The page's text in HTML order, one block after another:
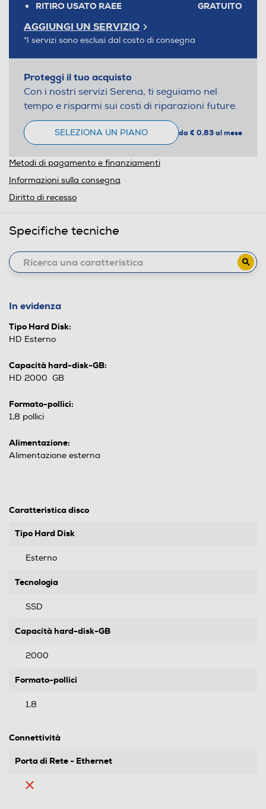
RITIRO USATO RAEE GRATUITO
AGGIUNGI UN SERVIZIO
*I servizi sono esclusi dal costo di consegna
Proteggi il tuo acquisto
Con i nostri servizi Serena, ti seguiamo nel
tempo e risparmi sui costi di riparazioni future.
SELEZIONA UN PIANO da € 0,83 al mese
Metodi di pagamento e finanziamenti
Informazioni sulla consegna
Diritto di recesso
Specifiche tecniche
In evidenza
Tipo Hard Disk:
HD Esterno
Capacità hard-disk-GB:
HD 2000 GB
Formato-pollici:
1,8 pollici
Alimentazione:
Alimentazione esterna
Caratteristica disco
Tipo Hard Disk
Esterno
Tecnologia
SSD
Capacità hard-disk-GB
2000
Formato-pollici
1,8
Connettività
Porta di Rete - Ethernet